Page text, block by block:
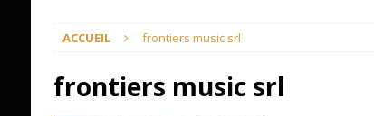
ACCUEIL frontiers music srl
frontiers music srl